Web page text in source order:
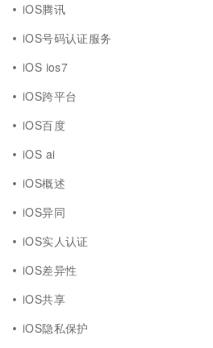
iOS腾讯
iOS号码认证服务
iOS ios7
iOS跨平台
iOS百度
iOS ai
iOS概述
iOS异同
iOS实人认证
iOS差异性
iOS共享
iOS隐私保护